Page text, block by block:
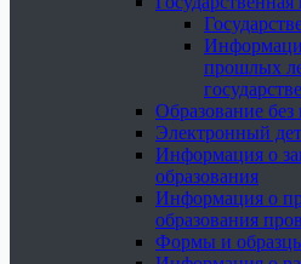
прошлых
Образование без
Электронный
Информация о
образования
Информация о
образования
Формы и